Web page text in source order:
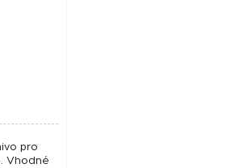
pro
Vhodné